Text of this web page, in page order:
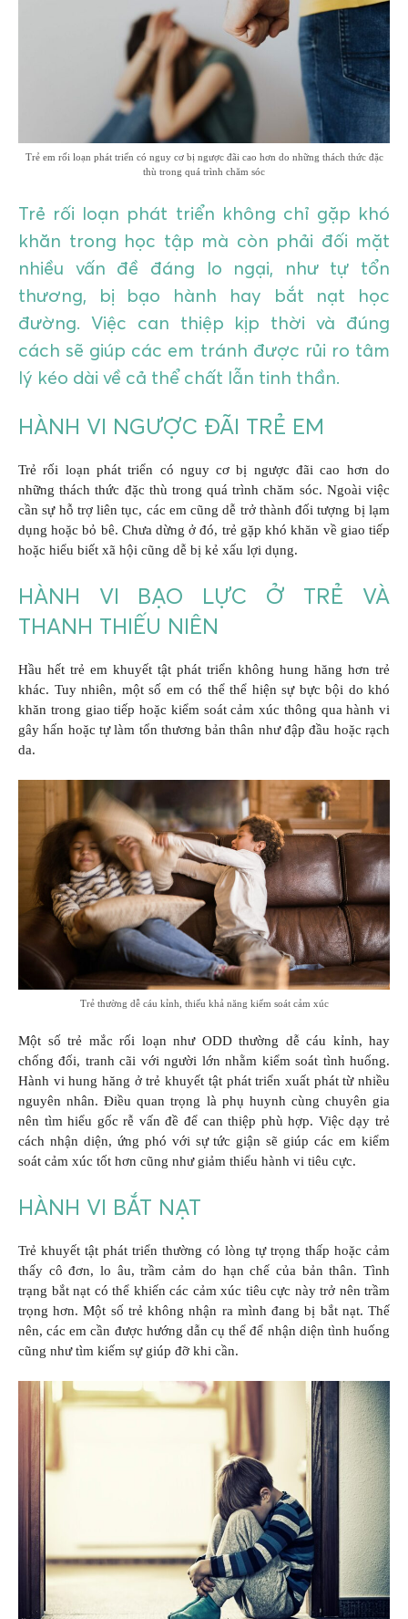
KỲ NGHỈ & ĐIỂM ĐẾN
QUÀ TẶNG & SỰ KIỆN
LIÊN HỆ
Trẻ em rối loạn phát triển có nguy cơ bị ngược đãi cao hơn do những thách thức đặc
thù trong quá trình chăm sóc
Trẻ rối loạn phát triển không chỉ gặp khó
khăn trong học tập mà còn phải đối mặt
nhiều vấn đề đáng lo ngại, như tự tổn
thương, bị bạo hành hay bắt nạt học
đường. Việc can thiệp kịp thời và đúng
cách sẽ giúp các em tránh được rủi ro tâm
lý kéo dài về cả thể chất lẫn tinh thần.
HÀNH VI NGƯỢC ĐÃI TRẺ EM
Trẻ rối loạn phát triển có nguy cơ bị ngược đãi cao hơn do
những thách thức đặc thù trong quá trình chăm sóc. Ngoài việc
cần sự hỗ trợ liên tục, các em cũng dễ trở thành đối tượng bị lạm
dụng hoặc bỏ bê. Chưa dừng ở đó, trẻ gặp khó khăn về giao tiếp
hoặc hiểu biết xã hội cũng dễ bị kẻ xấu lợi dụng.
HÀNH VI BẠO LỰC Ở TRẺ VÀ
THANH THIẾU NIÊN
Hầu hết trẻ em khuyết tật phát triển không hung hăng hơn trẻ
khác. Tuy nhiên, một số em có thể thể hiện sự bực bội do khó
khăn trong giao tiếp hoặc kiểm soát cảm xúc thông qua hành vi
gây hấn hoặc tự làm tổn thương bản thân như đập đầu hoặc rạch
da.
Trẻ thường dễ cáu kỉnh, thiếu khả năng kiểm soát cảm xúc
Một số trẻ mắc rối loạn như ODD thường dễ cáu kỉnh, hay
chống đối, tranh cãi với người lớn nhằm kiểm soát tình huống.
Hành vi hung hăng ở trẻ khuyết tật phát triển xuất phát từ nhiều
nguyên nhân. Điều quan trọng là phụ huynh cùng chuyên gia
nên tìm hiểu gốc rễ vấn đề để can thiệp phù hợp. Việc dạy trẻ
cách nhận diện, ứng phó với sự tức giận sẽ giúp các em kiểm
soát cảm xúc tốt hơn cũng như giảm thiểu hành vi tiêu cực.
HÀNH VI BẮT NẠT
Trẻ khuyết tật phát triển thường có lòng tự trọng thấp hoặc cảm
thấy cô đơn, lo âu, trầm cảm do hạn chế của bản thân. Tình
trạng bắt nạt có thể khiến các cảm xúc tiêu cực này trở nên trầm
trọng hơn. Một số trẻ không nhận ra mình đang bị bắt nạt. Thế
nên, các em cần được hướng dẫn cụ thể để nhận diện tình huống
cũng như tìm kiếm sự giúp đỡ khi cần.